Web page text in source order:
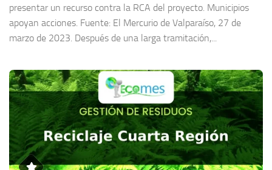
presentar un recurso contra la RCA del proyecto. Municipios
apoyan acciones. Fuente: El Mercurio de Valparaíso, 27 de
marzo de 2023. Después de una larga tramitación,...